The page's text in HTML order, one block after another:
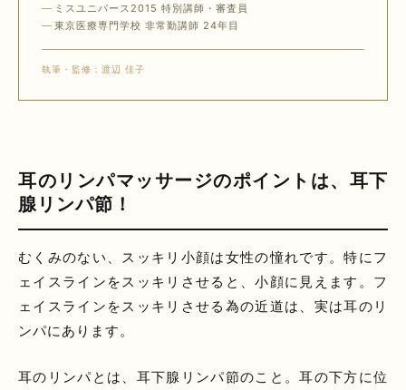
ミスユニバース2015 特別講師・審査員
東京医療専門学校 非常勤講師 24年目
執筆・監修：渡辺 佳子
耳のリンパマッサージのポイントは、耳下
腺リンパ節！
むくみのない、スッキリ小顔は女性の憧れです。特にフ
ェイスラインをスッキリさせると、小顔に見えます。フ
ェイスラインをスッキリさせる為の近道は、実は耳のリ
ンパにあります。
耳のリンパとは、耳下腺リンパ節のこと。耳の下方に位